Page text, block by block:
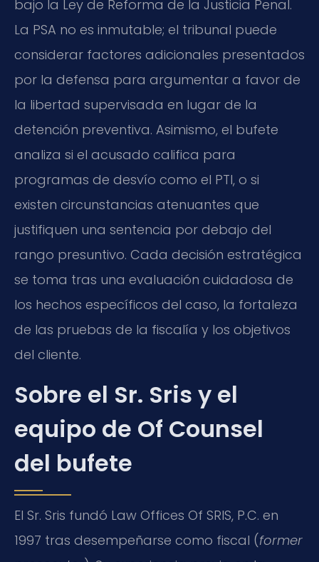
bajo la Ley de Reforma de la Justicia Penal.
La PSA no es inmutable; el tribunal puede
considerar factores adicionales presentados
por la defensa para argumentar a favor de
la libertad supervisada en lugar de la
detención preventiva. Asimismo, el bufete
analiza si el acusado califica para
programas de desvío como el PTI, o si
existen circunstancias atenuantes que
justifiquen una sentencia por debajo del
rango presuntivo. Cada decisión estratégica
se toma tras una evaluación cuidadosa de
los hechos específicos del caso, la fortaleza
de las pruebas de la fiscalía y los objetivos
del cliente.
Sobre el Sr. Sris y el
equipo de Of Counsel
del bufete
El Sr. Sris fundó Law Offices Of SRIS, P.C. en
1997 tras desempeñarse como fiscal (former